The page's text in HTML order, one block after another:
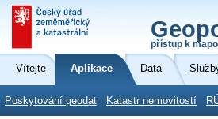
přístup k
Vítejte Aplikace Data
Poskytování geodat Katastr nemovitostí